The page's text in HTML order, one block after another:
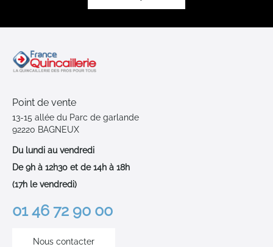
Point de vente
13-15 allée du Parc de garlande
92220 BAGNEUX
Du lundi au vendredi
De 9h à 12h30 et de 14h à 18h
(17h le vendredi)
01 46 72 90 00
Nous contacter